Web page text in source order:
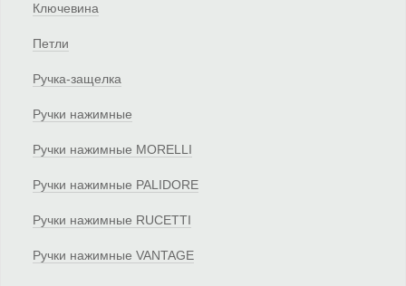
Ключевина
Петли
Ручка-защелка
Ручки нажимные
Ручки нажимные MORELLI
Ручки нажимные PALIDORE
Ручки нажимные RUCETTI
Ручки нажимные VANTAGE